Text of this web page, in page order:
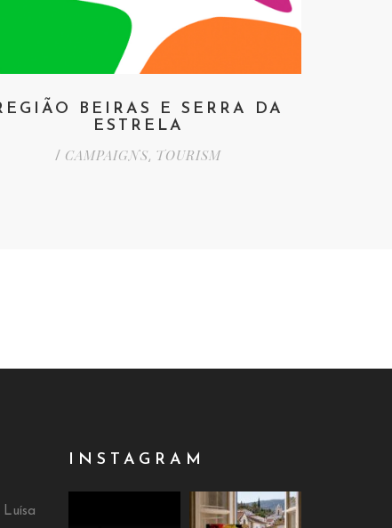
BEIRAS E SERRA DA
ESTRELA
/ CAMPAIGNS, TOURISM
INSTAGRAM